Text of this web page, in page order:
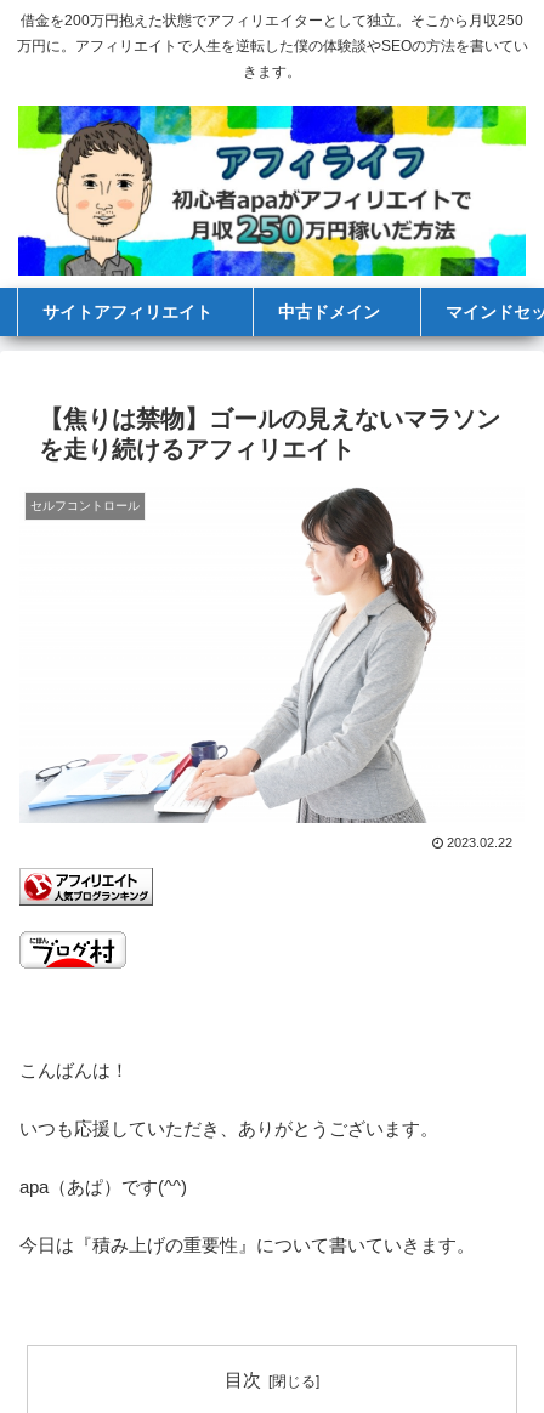
借金を200万円抱えた状態でアフィリエイターとして独立。そこから月収250
万円に。アフィリエイトで人生を逆転した僕の体験談やSEOの方法を書いてい
きます。
サイトアフィリエイト 中古ドメイン マインドセ
【焦りは禁物】ゴールの見えないマラソン
を走り続けるアフィリエイト
セルフコントロール
2023.02.22
こんばんは！
いつも応援していただき、ありがとうございます。
apa（あぱ）です(^^)
今日は『積み上げの重要性』について書いていきます。
目次